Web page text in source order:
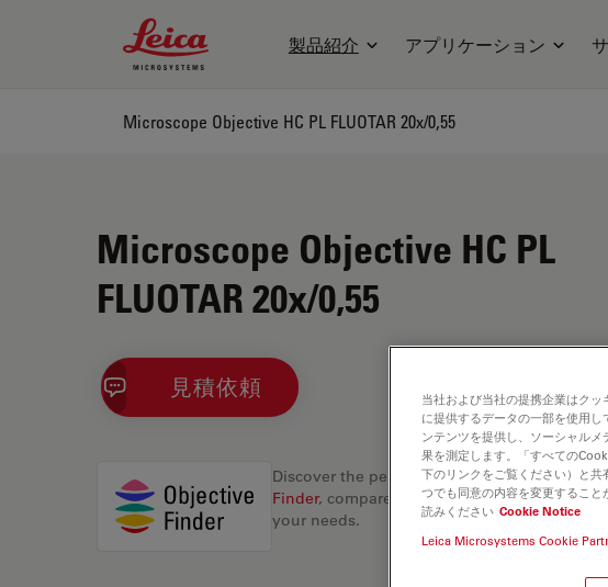
Leica Microsystems Logo
製品紹介 アプリケーション
Microscope Objective HC PL FLUOTAR 20x/0,55
Microscope Objective HC PL
FLUOTAR 20x/0,55
見積依頼
Discover the perfect solution. Explore our
Finder, compare alternatives, and find the
your needs.
当社および当社の提携企業はク
に提供するデータの一部を使用
ンテンツを提供し、ソーシャル
果を測定します。「すべての
下のリンクをご覧ください）と
つでも同意の内容を変更するこ
読みください Cookie Notice
Leica Microsystems Cookie